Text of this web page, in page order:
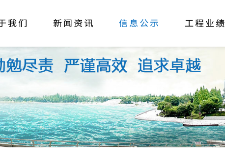
我们 新闻资讯 信息公示 工程业绩